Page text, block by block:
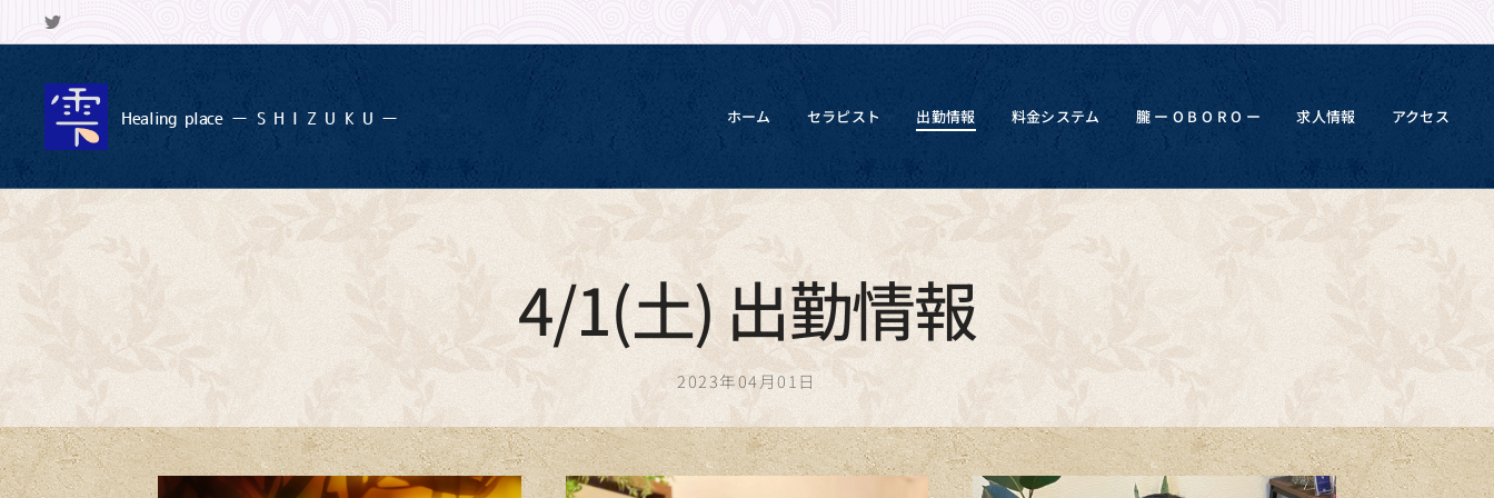
Healing place ー S H I Z U K U ー ホーム セラピスト 出勤情報 料金システム 朧 ー O B O R O ー 求人情報 アクセス
4/1(土) 出勤情報
2023年04月01日